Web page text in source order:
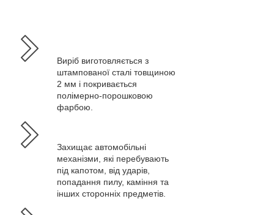
Виріб виготовляється з
штампованої сталі товщиною
2 мм і покривається
полімерно-порошковою
фарбою.
Захищає автомобільні
механізми, які перебувають
під капотом, від ударів,
попадання пилу, каміння та
інших сторонніх предметів.